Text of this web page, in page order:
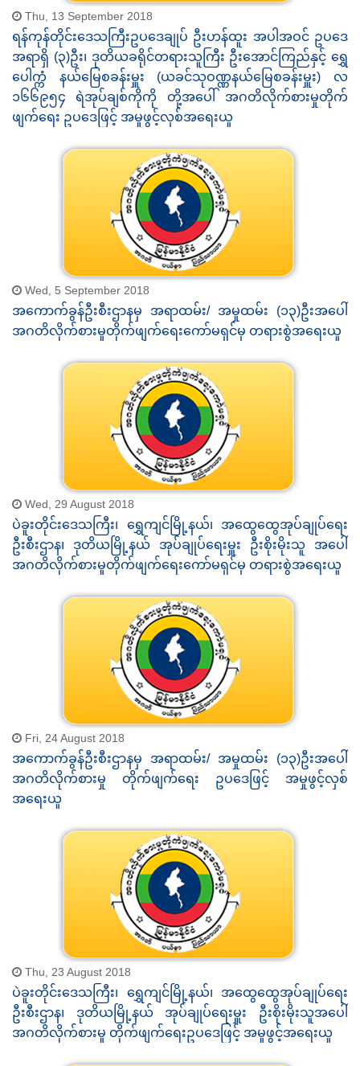
Thu, 13 September 2018
ရန်ကုန်တိုင်းဒေသကြီးဥပဒေချုပ် ဦးဟန်ထူး အပါအဝင် ဥပဒေ
အရာရှိ (၃)ဦး၊ ဒုတိယခရိုင်တရားသူကြီး ဦးအောင်ကြည်နှင့် ရွှေ
ပေါက္ကံ နယ်မြေစခန်းမှူး (ယခင်သုဝဏ္ဏနယ်မြေစခန်းမှူး) လ
၁၆၆၉၅၄ ရဲအုပ်ချစ်ကိုကို တို့အပေါ် အဂတိလိုက်စားမှုတိုက်
ဖျက်ရေး ဥပဒေဖြင့် အမှုဖွင့်လှစ်အရေးယူ
Wed, 5 September 2018
အကောက်ခွန်ဦးစီးဌာနမှ အရာထမ်း/ အမှုထမ်း (၁၃)ဦးအပေါ်
အဂတိလိုက်စားမှုတိုက်ဖျက်ရေးကော်မရှင်မှ တရားစွဲအရေးယူ
Wed, 29 August 2018
ပဲခူးတိုင်းဒေသကြီး၊ ရွှေကျင်မြို့နယ်၊ အထွေထွေအုပ်ချုပ်ရေး
ဦးစီးဌာန၊ ဒုတိယမြို့နယ် အုပ်ချုပ်ရေးမှူး ဦးစိုးမိုးသူ အပေါ်
အဂတိလိုက်စားမှုတိုက်ဖျက်ရေးကော်မရှင်မှ တရားစွဲအရေးယူ
Fri, 24 August 2018
အကောက်ခွန်ဦးစီးဌာနမှ အရာထမ်း/ အမှုထမ်း (၁၃)ဦးအပေါ်
အဂတိလိုက်စားမှု တိုက်ဖျက်ရေး ဥပဒေဖြင့် အမှုဖွင့်လှစ်
အရေးယူ
Thu, 23 August 2018
ပဲခူးတိုင်းဒေသကြီး၊ ရွှေကျင်မြို့နယ်၊ အထွေထွေအုပ်ချုပ်ရေး
ဦးစီးဌာန၊ ဒုတိယမြို့နယ် အုပ်ချုပ်ရေးမှူး ဦးစိုးမိုးသူအပေါ်
အဂတိလိုက်စားမှု တိုက်ဖျက်ရေးဥပဒေဖြင့် အမှုဖွင့်အရေးယူ